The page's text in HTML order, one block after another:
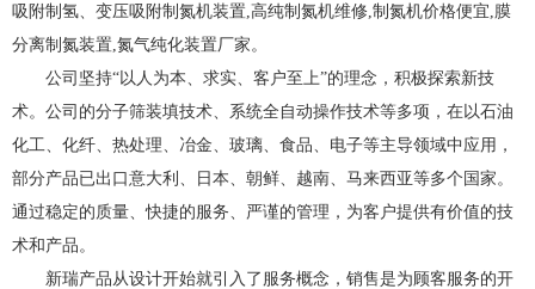
吸附制氢、变压吸附制氮机装置,高纯制氮机维修,制氮机价格便宜,膜
分离制氮装置,氮气纯化装置厂家。
公司坚持“以人为本、求实、客户至上”的理念，积极探索新技
术。公司的分子筛装填技术、系统全自动操作技术等多项，在以石油
化工、化纤、热处理、冶金、玻璃、食品、电子等主导领域中应用，
部分产品已出口意大利、日本、朝鲜、越南、马来西亚等多个国家。
通过稳定的质量、快捷的服务、严谨的管理，为客户提供有价值的技
术和产品。
新瑞产品从设计开始就引入了服务概念，销售是为顾客服务的开